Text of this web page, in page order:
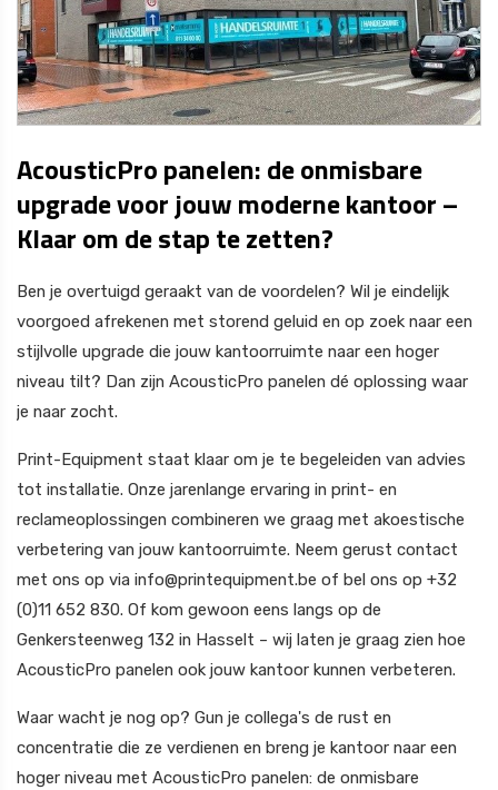
AcousticPro panelen: de onmisbare
upgrade voor jouw moderne kantoor –
Klaar om de stap te zetten?
Ben je overtuigd geraakt van de voordelen? Wil je eindelijk
voorgoed afrekenen met storend geluid en op zoek naar een
stijlvolle upgrade die jouw kantoorruimte naar een hoger
niveau tilt? Dan zijn AcousticPro panelen dé oplossing waar
je naar zocht.
Print-Equipment staat klaar om je te begeleiden van advies
tot installatie. Onze jarenlange ervaring in print- en
reclameoplossingen combineren we graag met akoestische
verbetering van jouw kantoorruimte. Neem gerust contact
met ons op via info@printequipment.be of bel ons op +32
(0)11 652 830. Of kom gewoon eens langs op de
Genkersteenweg 132 in Hasselt – wij laten je graag zien hoe
AcousticPro panelen ook jouw kantoor kunnen verbeteren.
Waar wacht je nog op? Gun je collega's de rust en
concentratie die ze verdienen en breng je kantoor naar een
hoger niveau met AcousticPro panelen: de onmisbare